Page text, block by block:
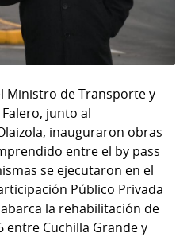
Ministro de Transporte y
Falero, junto al
inauguraron obras
entre el by pass
se ejecutaron en el
Público Privada
la rehabilitación de
entre Cuchilla Grande y